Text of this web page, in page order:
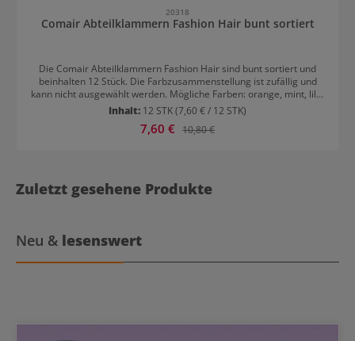
20318
Comair Abteilklammern Fashion Hair bunt sortiert
Die Comair Abteilklammern Fashion Hair sind bunt sortiert und
beinhalten 12 Stück. Die Farbzusammenstellung ist zufällig und
kann nicht ausgewählt werden. Mögliche Farben: orange, mint, lila,
grün, rosa, blau, weiß, schwarz. Die Länge der Abteilklammern ist
82mm.
Inhalt: 12 STK(7,60 € / 12 STK)
Verkaufspreis:
7,60 € Regulärer Preis:
10,80 €
Zuletzt gesehene Produkte
Neu & lesenswert